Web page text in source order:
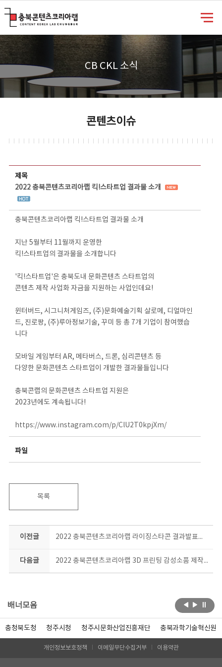
CB CKL 소식
콘텐츠이슈
제목
2022 충북콘텐츠코리아랩 킥!스타트업 결과물 소개
충북콘텐츠코리아랩 킥!스타트업 결과물 소개
지난 5월부터 11월까지 운영한
킥!스타트업의 결과물을 소개합니다
'킥!스타트업'은 충북도내 문화콘텐츠 스타트업의
콘텐츠 제작 사업화 자금을 지원하는 사업인데요!
윈터버드, 시그니처게임즈, (주)문화예술기획 살로메, 디얼마인
드, 진로팡, (주)루아정보기술, 꾸미 등 총 7개 기업이 참여했습
니다
모바일 게임부터 AR, 메타버스, 드론, 심리콘텐츠 등
다양한 문화콘텐츠 스타트업이 개발한 결과물들입니다
충북콘랩의 문화콘텐츠 스타트업 지원은
2023년에도 계속됩니다!
https://www.instagram.com/p/ClU2T0kpjXm/
파일
목록
이전글 2022 충북콘텐츠코리아랩 라이징스타콘 결과발표회 현장
다음글 2022 충북콘텐츠코리아랩 3D 프린팅 감성소품 제작과정 결과공유회
배너모음
충청북도청 청주시청 청주시문화산업진흥재단 충북과학기술혁신원
개인정보보호정책 이메일무단수집거부 이용약관